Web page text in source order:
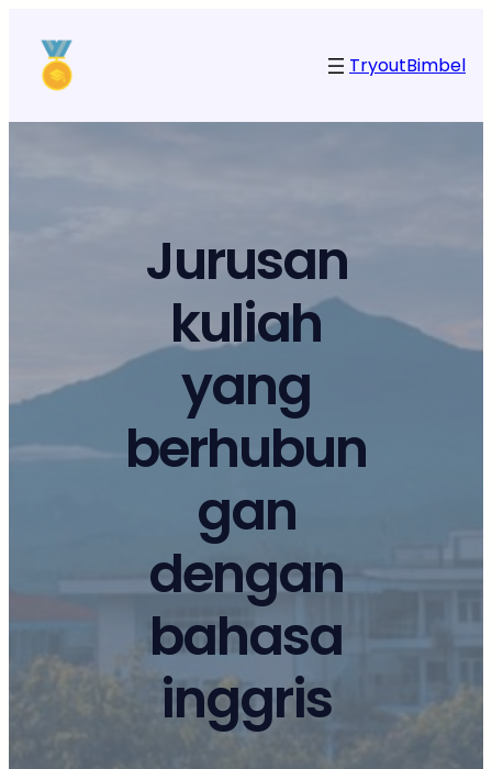
TryoutBimbel
Jurusan
kuliah
yang
berhubun
gan
dengan
bahasa
inggris